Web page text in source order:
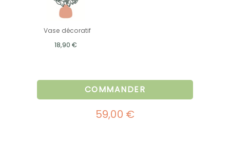
Vase décoratif
18,90 €
COMMANDER
59,00 €